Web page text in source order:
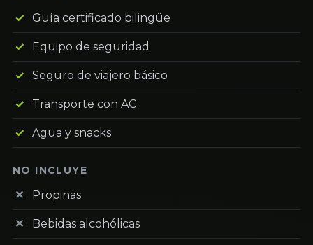
Guía certificado bilingüe
Equipo de seguridad
Seguro de viajero básico
Transporte con AC
Agua y snacks
NO INCLUYE
Propinas
Bebidas alcohólicas